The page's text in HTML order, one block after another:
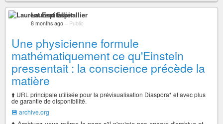
Laurent Espitallier
8 months ago – Public
Une physicienne formule
mathématiquement ce qu'Einstein
pressentait : la conscience précède la
matière
⬆️ URL principale utilisée pour la prévisualisation Diaspora* et avec plus
de garantie de disponibilité.
💾 archive.org